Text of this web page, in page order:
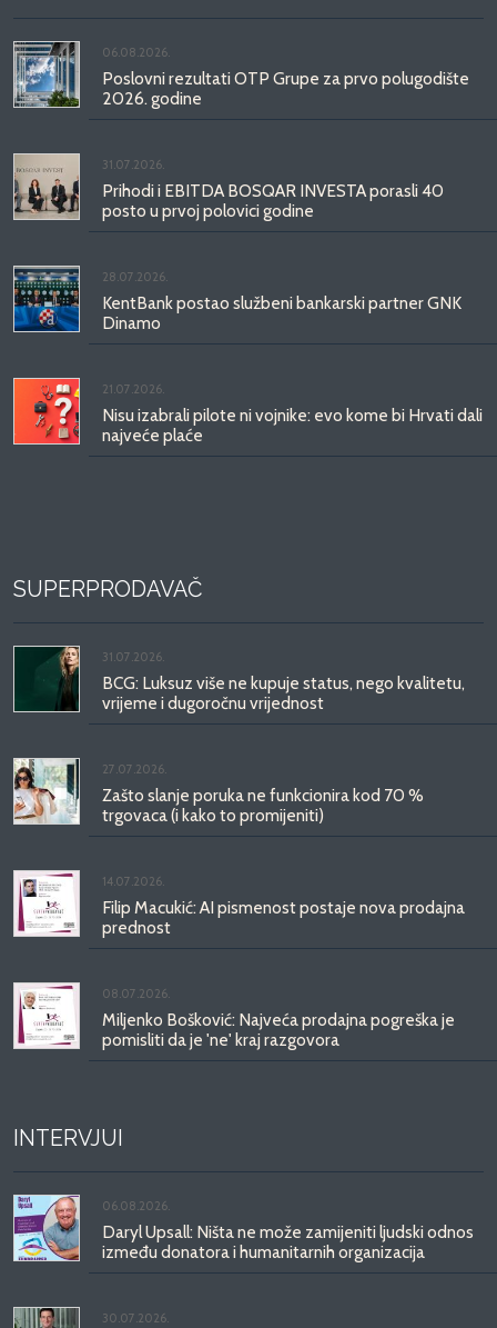
06.08.2026.
Poslovni rezultati OTP Grupe za prvo polugodište
2026. godine
31.07.2026.
Prihodi i EBITDA BOSQAR INVESTA porasli 40
posto u prvoj polovici godine
28.07.2026.
KentBank postao službeni bankarski partner GNK
Dinamo
21.07.2026.
Nisu izabrali pilote ni vojnike: evo kome bi Hrvati dali
najveće plaće
SUPERPRODAVAČ
31.07.2026.
BCG: Luksuz više ne kupuje status, nego kvalitetu,
vrijeme i dugoročnu vrijednost
27.07.2026.
Zašto slanje poruka ne funkcionira kod 70 %
trgovaca (i kako to promijeniti)
14.07.2026.
Filip Macukić: AI pismenost postaje nova prodajna
prednost
08.07.2026.
Miljenko Bošković: Najveća prodajna pogreška je
pomisliti da je 'ne' kraj razgovora
INTERVJUI
06.08.2026.
Daryl Upsall: Ništa ne može zamijeniti ljudski odnos
između donatora i humanitarnih organizacija
30.07.2026.